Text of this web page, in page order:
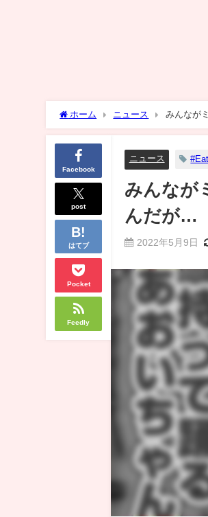
ホーム ニュース みんなが
Facebook
post
はてブ
Pocket
Feedly
ニュース
みんなが
んだが…
2022年5月9日